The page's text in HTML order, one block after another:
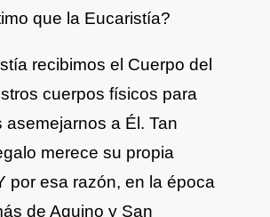
que la Eucaristía?
recibimos el Cuerpo del
cuerpos físicos para
asemejarnos a Él. Tan
merece su propia
por esa razón, en la época
de Aquino y San